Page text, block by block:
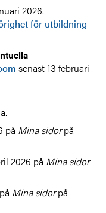
2026.
för utbildning
senast 13 februari
på Mina sidorpå
2026 på Mina sidor
Mina sidorpå